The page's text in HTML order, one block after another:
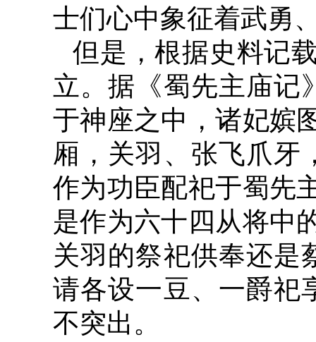
士们心中象征着武勇
但是，根据史料记
立。据《蜀先主庙记
于神座之中，诸妃嫔
厢，关羽、张飞爪牙
作为功臣配祀于蜀先
是作为六十四从将中
关羽的祭祀供奉还是
请各设一豆、一爵祀
不突出。